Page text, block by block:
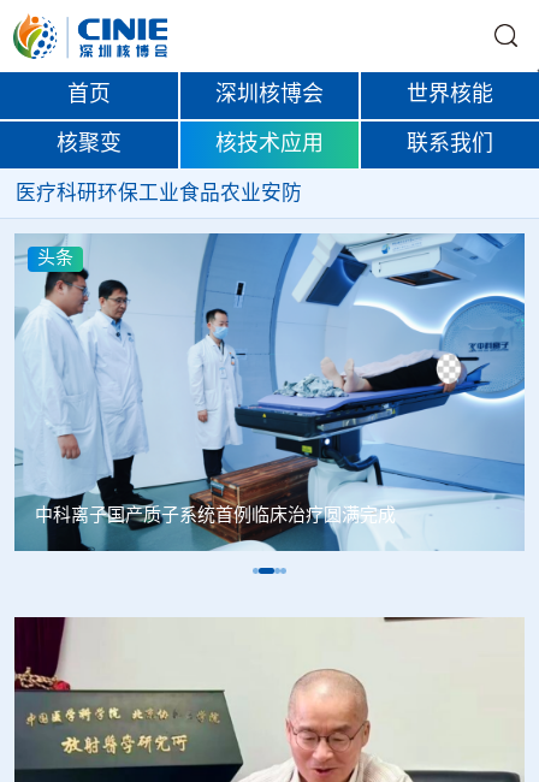
首页 深圳核博会 世界核能
核聚变 核技术应用 联系我们
医疗科研环保工业食品农业安防
头条
韩国忠清北道上半年农水产品放射性检测结果达标